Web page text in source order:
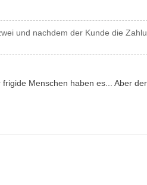
und nachdem der Kunde die
Menschen haben es... Aber